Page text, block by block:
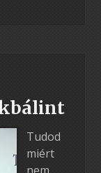
Tudod
miért